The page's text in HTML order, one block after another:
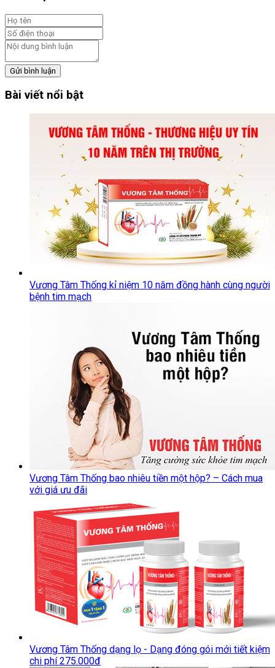
Gửi bình luận
Bài viết nổi bật
Vương Tâm Thống kỉ niệm 10 năm đồng hành cùng người
bệnh tim mạch
Vương Tâm Thống bao nhiêu tiền một hộp? – Cách mua
với giá ưu đãi
Vương Tâm Thống dạng lọ - Dạng đóng gói mới tiết kiệm
chi phí 275.000đ